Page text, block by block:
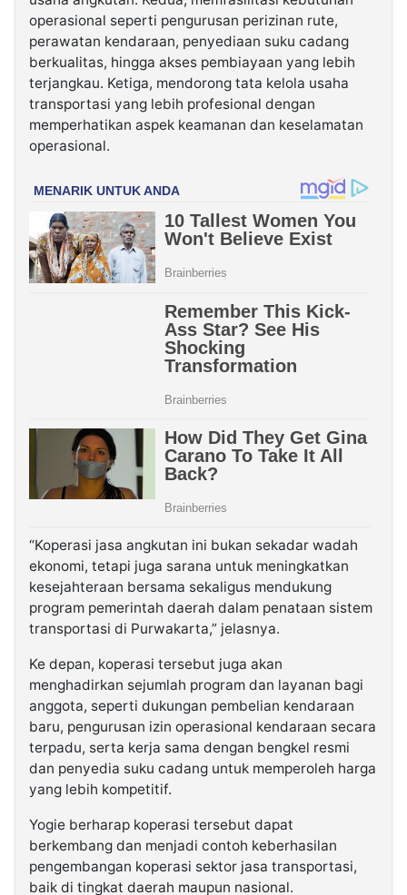
operasional seperti pengurusan perizinan rute,
perawatan kendaraan, penyediaan suku cadang
berkualitas, hingga akses pembiayaan yang lebih
terjangkau. Ketiga, mendorong tata kelola usaha
transportasi yang lebih profesional dengan
memperhatikan aspek keamanan dan keselamatan
operasional.
“Koperasi jasa angkutan ini bukan sekadar wadah
ekonomi, tetapi juga sarana untuk meningkatkan
kesejahteraan bersama sekaligus mendukung
program pemerintah daerah dalam penataan sistem
transportasi di Purwakarta,” jelasnya.
Ke depan, koperasi tersebut juga akan
menghadirkan sejumlah program dan layanan bagi
anggota, seperti dukungan pembelian kendaraan
baru, pengurusan izin operasional kendaraan secara
terpadu, serta kerja sama dengan bengkel resmi
dan penyedia suku cadang untuk memperoleh harga
yang lebih kompetitif.
Yogie berharap koperasi tersebut dapat
berkembang dan menjadi contoh keberhasilan
pengembangan koperasi sektor jasa transportasi,
baik di tingkat daerah maupun nasional.